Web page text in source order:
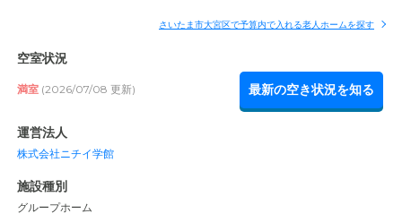
さいたま市大宮区で予算内で入れる老人ホームを探す
空室状況
満室 (2026/07/08 更新) 最新の空き状況を知る
運営法人
株式会社ニチイ学館
施設種別
グループホーム